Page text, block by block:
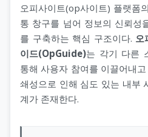
오피사이트(op사이트) 플랫폼
통 창구를 넘어 정보의 신뢰성
를 구축하는 핵심 구조이다.
이드(OpGuide)는 각기 다른
통해 사용자 참여를 이끌어내
쇄성으로 인해 심도 있는 내부
계가 존재한다.